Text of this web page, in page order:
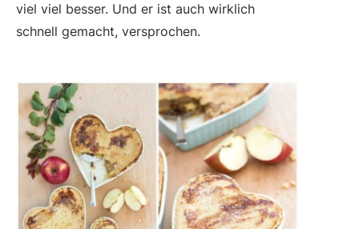
viel viel besser. Und er ist auch wirklich
schnell gemacht, versprochen.